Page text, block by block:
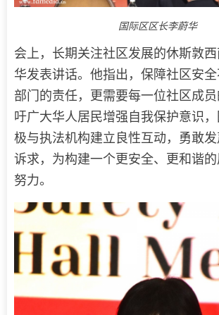
国际区区长李蔚华
会上，长期关注社区发展的休斯敦
华发表讲话。他指出，保障社区安
部门的责任，更需要每一位社区成
吁广大华人居民增强自我保护意识
极与执法机构建立良性互动，勇敢
诉求，为构建一个更安全、更和谐
努力。